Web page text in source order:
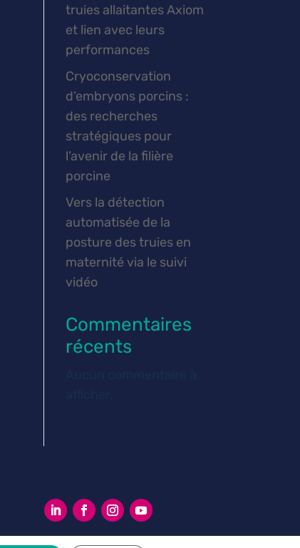
truies allaitantes Axiom
et lien avec leurs
performances
Cryoconservation
d’embryons porcins :
des recherches
stratégiques pour
l’avenir de la filière
porcine
Vers la détection
automatisée de la
posture des truies en
maternité via le suivi
vidéo
Commentaires
récents